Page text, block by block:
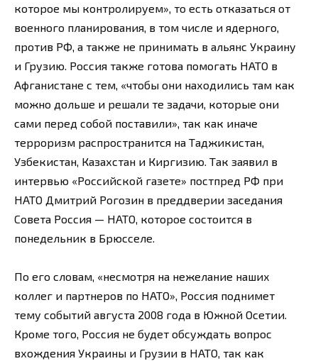
которое мы контролируем», то есть отказаться от
военного планирования, в том числе и ядерного,
против РФ, а также не принимать в альянс Украину
и Грузию. Россия также готова помогать НАТО в
Афганистане с тем, «чтобы они находились там как
можно дольше и решали те задачи, которые они
сами перед собой поставили», так как иначе
терроризм распространится на Таджикистан,
Узбекистан, Казахстан и Киргизию. Так заявил в
интервью «Российской газете» постпред РФ при
НАТО Дмитрий Рогозин в преддверии заседания
Совета Россия — НАТО, которое состоится в
понедельник в Брюсселе.
По его словам, «несмотря на нежелание наших
коллег и партнеров по НАТО», Россия поднимет
тему событий августа 2008 года в Южной Осетии.
Кроме того, Россия не будет обсуждать вопрос
вхождения Украины и Грузии в НАТО, так как